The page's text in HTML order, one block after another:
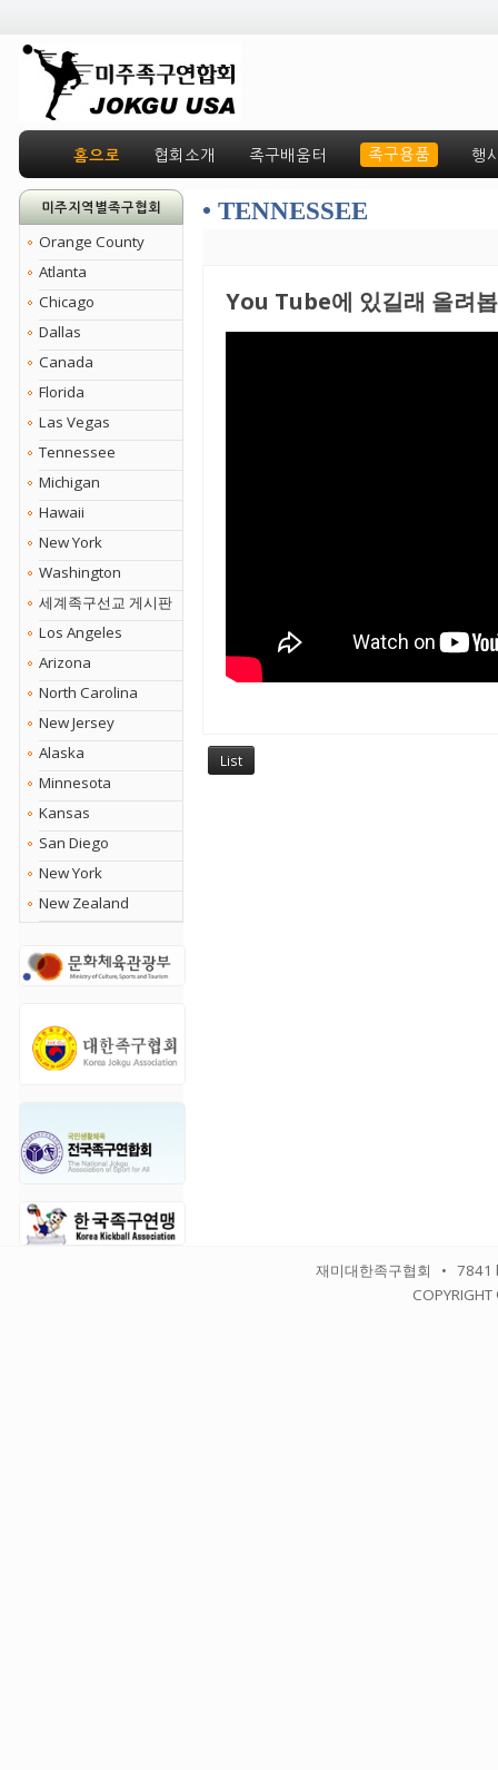
홈으로 협회소개 족구배움터 족구용품 행
미주지역별족구협회
Orange County
Atlanta
Chicago
Dallas
Canada
Florida
Las Vegas
Tennessee
Michigan
Hawaii
New York
Washington
세계족구선교 게시판
Los Angeles
Arizona
North Carolina
New Jersey
Alaska
Minnesota
Kansas
San Diego
New York
New Zealand
• TENNESSEE
You Tube에 있길래 올려
List
재미대한족구협회 •